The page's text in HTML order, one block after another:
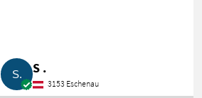
S .
3153 Eschenau